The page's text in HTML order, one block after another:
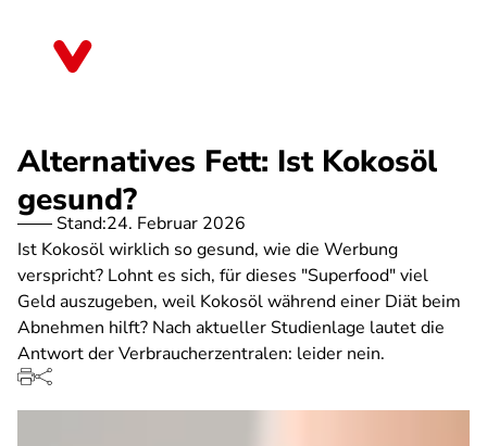
Alternatives Fett: Ist Kokosöl
gesund?
Stand:24. Februar 2026
Ist Kokosöl wirklich so gesund, wie die Werbung
verspricht? Lohnt es sich, für dieses "Superfood" viel
Geld auszugeben, weil Kokosöl während einer Diät beim
Abnehmen hilft? Nach aktueller Studienlage lautet die
Antwort der Verbraucherzentralen: leider nein.